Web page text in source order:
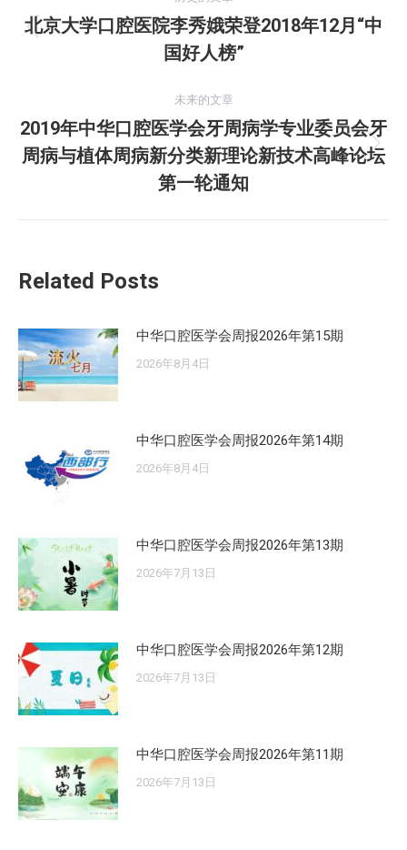
章
历
史
文
章：
北京大学口腔医院李秀娥荣登2018年12月“中
国好人榜”
未来的文章
未
来
2019年中华口腔医学会牙周病学专业委员会牙
周病与植体周病新分类新理论新技术高峰论坛
第一轮通知
Related Posts
中华口腔医学会周报2026年第15期
2026年8月4日
中华口腔医学会周报2026年第14期
2026年8月4日
中华口腔医学会周报2026年第13期
2026年7月13日
中华口腔医学会周报2026年第12期
2026年7月13日
中华口腔医学会周报2026年第11期
2026年7月13日